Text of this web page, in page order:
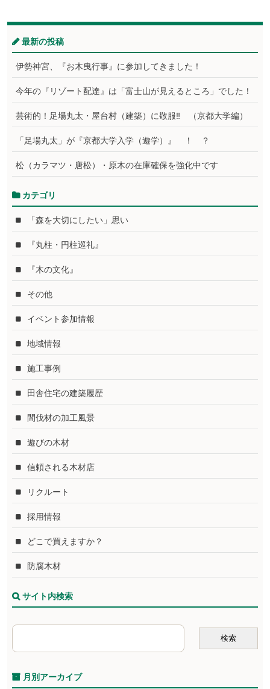
最新の投稿
伊勢神宮、『お木曳行事』に参加してきました！
今年の『リゾート配達』は「富士山が見えるところ」でした！
芸術的！足場丸太・屋台村（建築）に敬服‼ （京都大学編）
「足場丸太」が『京都大学入学（遊学）』 ！ ？
松（カラマツ・唐松）・原木の在庫確保を強化中です
カテゴリ
「森を大切にしたい」思い
『丸柱・円柱巡礼』
『木の文化』
その他
イベント参加情報
地域情報
施工事例
田舎住宅の建築履歴
間伐材の加工風景
遊びの木材
信頼される木材店
リクルート
採用情報
どこで買えますか？
防腐木材
サイト内検索
月別アーカイブ